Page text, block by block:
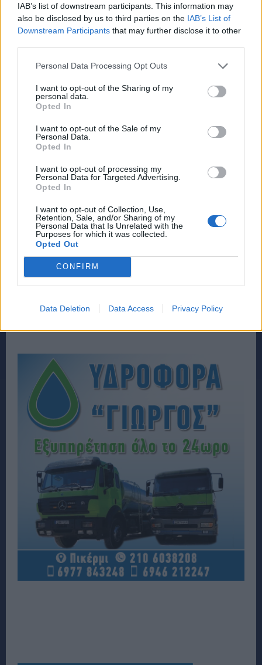
IAB’s list of downstream participants. This information may
also be disclosed by us to third parties on the IAB’s List of
Downstream Participants that may further disclose it to other
Personal Data Processing Opt Outs
I want to opt-out of the Sharing of my
personal data.
Opted In
I want to opt-out of the Sale of my
Personal Data.
Opted In
I want to opt-out of processing my
Personal Data for Targeted Advertising.
Opted In
I want to opt-out of Collection, Use,
Retention, Sale, and/or Sharing of my
Personal Data that Is Unrelated with the
Purposes for which it was collected.
Opted Out
CONFIRM
Data Deletion Data Access Privacy Policy